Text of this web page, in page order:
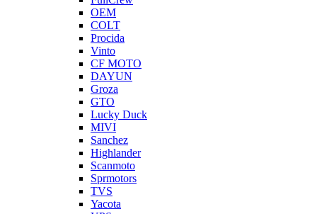
OEM
COLT
Procida
Vinto
CF MOTO
DAYUN
Groza
GTO
Lucky Duck
MIVI
Sanchez
Highlander
Scanmoto
Sprmotors
TVS
Yacota